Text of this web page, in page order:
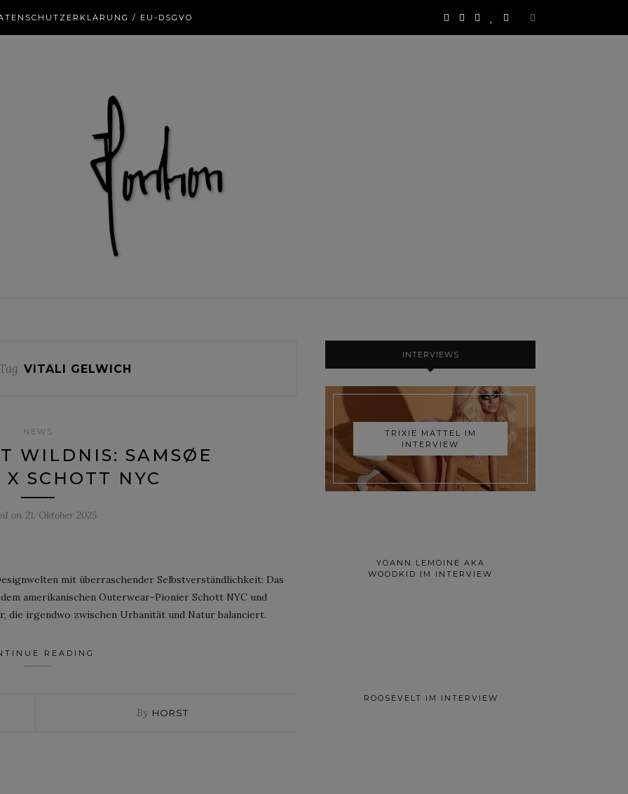
/ EU-DSGVO
VITALI GELWICH
NEWS
WILDNIS: SAMSØE
SCHOTT NYC
on 21. Oktober 2025
mit überraschender Selbstverständlichkeit: Das
amerikanischen Outerwear-Pionier Schott NYC und
die irgendwo zwischen Urbanität und Natur balanciert.
READING
By HORST
INTERVIEWS
TRIXIE MATTEL IM
INTERVIEW
YOANN LEMOINE AKA
WOODKID IM INTERVIEW
ROOSEVELT IM INTERVIEW